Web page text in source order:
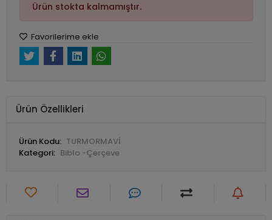
Ürün stokta kalmamıştır.
Favorilerime ekle
Ürün Özellikleri
Ürün Kodu: TURMORMAVİ
Kategori: Biblo -Çerçeve